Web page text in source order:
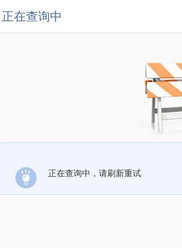
正在查询中
正在查询中，请刷新重试